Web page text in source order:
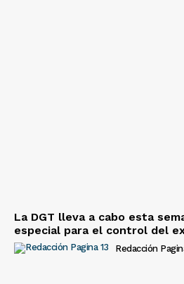
La DGT lleva a cabo esta
especial para el control del
Redacción